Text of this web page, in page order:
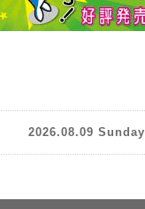
2026.08.09 Sunday